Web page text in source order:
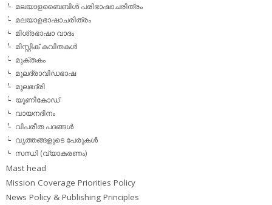
മലയാളബൈബിള്‍ പരിഭാഷാചരിത്രം
മലയാളഭാഷാചരിത്രം
മിശ്രഭാഷാ വാദം
മിസ്റ്റിക് കവിതകള്‍
മുക്തകം
മൂലദ്രാവിഡഭാഷ
മൂലഭദ്രി
യൂണികോഡ്
വായനദിനം
വിപരീത പദങ്ങള്‍
വൃത്തങ്ങളുടെ പേരുകള്‍
സന്ധി (വ്യാകരണം)
Mast head
Mission Coverage Priorities Policy
News Policy & Publishing Principles